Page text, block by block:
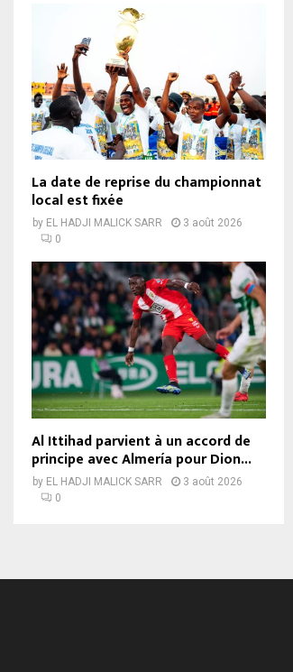
La date de reprise du championnat
local est fixée
by EL HADJI MALICK SARR
3 août 2026
0
Al Ittihad parvient à un accord de
principe avec Almería pour Dion...
by EL HADJI MALICK SARR
3 août 2026
0